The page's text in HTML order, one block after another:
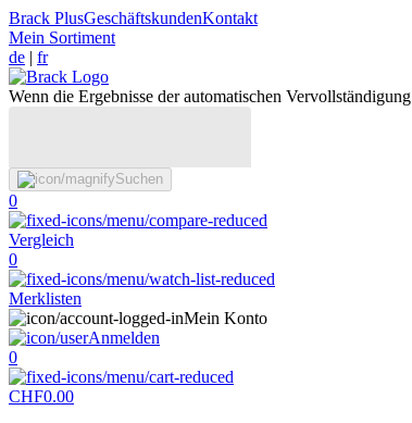
Brack PlusGeschäftskundenKontakt
Mein Sortiment
de | fr
Wenn die Ergebnisse der automatischen
Suchen
0
Vergleich
0
Merklisten
Mein Konto
Anmelden
0
CHF0.00